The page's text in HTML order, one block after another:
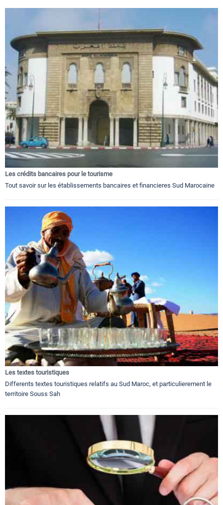
Les crédits bancaires pour le tourisme
Tout savoir sur les établissements bancaires et financieres Sud Marocaine
Les textes touristiques
Differents textes touristiques relatifs au Sud Maroc, et particulierement le
territoire Souss Sah